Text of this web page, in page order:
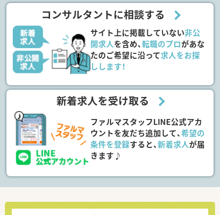
コンサルタントに相談する
サイト上に掲載していない非公
開求人を含め、転職のプロがあな
たのご希望に沿って求人をお探
しします！
新着求人を受け取る
ファルマスタッフLINE公式アカ
ウントを友だち追加して、希望の
条件を登録すると、新着求人が届
きます♪